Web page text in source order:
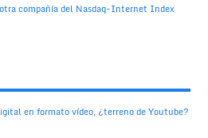
compañía del Nasdaq-Internet Index
en formato vídeo, ¿terreno de Youtube?